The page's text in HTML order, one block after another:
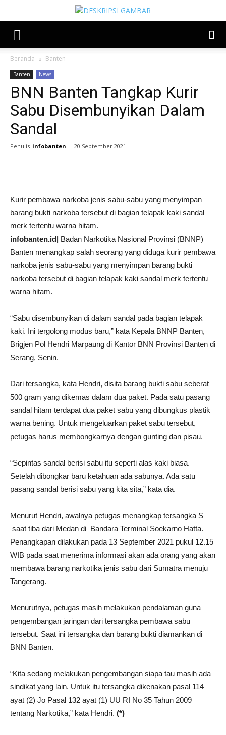
Beranda Banten
Banten News
BNN Banten Tangkap Kurir
Sabu Disembunyikan Dalam
Sandal
Penulis infobanten - 20 September 2021
Kurir pembawa narkoba jenis sabu-sabu yang menyimpan
barang bukti narkoba tersebut di bagian telapak kaki sandal
merk tertentu warna hitam.
infobanten.id| Badan Narkotika Nasional Provinsi (BNNP)
Banten menangkap salah seorang yang diduga kurir pembawa
narkoba jenis sabu-sabu yang menyimpan barang bukti
narkoba tersebut di bagian telapak kaki sandal merk tertentu
warna hitam.
“Sabu disembunyikan di dalam sandal pada bagian telapak
kaki. Ini tergolong modus baru,” kata Kepala BNNP Banten,
Brigjen Pol Hendri Marpaung di Kantor BNN Provinsi Banten di
Serang, Senin.
Dari tersangka, kata Hendri, disita barang bukti sabu seberat
500 gram yang dikemas dalam dua paket. Pada satu pasang
sandal hitam terdapat dua paket sabu yang dibungkus plastik
warna bening. Untuk mengeluarkan paket sabu tersebut,
petugas harus membongkarnya dengan gunting dan pisau.
“Sepintas sandal berisi sabu itu seperti alas kaki biasa.
Setelah dibongkar baru ketahuan ada sabunya. Ada satu
pasang sandal berisi sabu yang kita sita,” kata dia.
Menurut Hendri, awalnya petugas menangkap tersangka S
saat tiba dari Medan di Bandara Terminal Soekarno Hatta.
Penangkapan dilakukan pada 13 September 2021 pukul 12.15
WIB pada saat menerima informasi akan ada orang yang akan
membawa barang narkotika jenis sabu dari Sumatra menuju
Tangerang.
Menurutnya, petugas masih melakukan pendalaman guna
pengembangan jaringan dari tersangka pembawa sabu
tersebut. Saat ini tersangka dan barang bukti diamankan di
BNN Banten.
“Kita sedang melakukan pengembangan siapa tau masih ada
sindikat yang lain. Untuk itu tersangka dikenakan pasal 114
ayat (2) Jo Pasal 132 ayat (1) UU RI No 35 Tahun 2009
tentang Narkotika,” kata Hendri. (*)